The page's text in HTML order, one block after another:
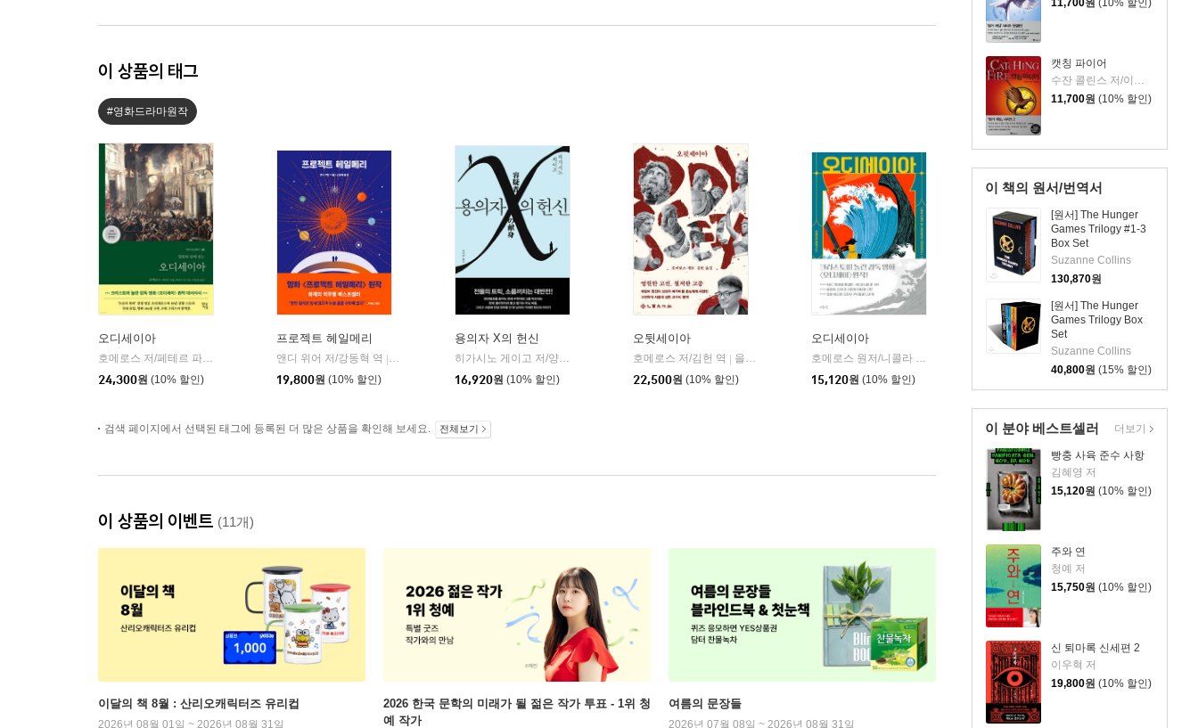
11,700원 (10% 할인)
캣칭 파이어
11,700원 (10% 할인)
이 책의 원서/번역서
[원서] The Hunger
Games Trilogy #1-3
Box Set
Suzanne Collins
130,870원
[원서] The Hunger
Games Trilogy Box
Set
Suzanne Collins
40,800원 (15% 할인)
이 분야 베스트셀러
빵충 사육 준수 사항
김혜영 저
15,120원 (10% 할인)
주와 연
청예 저
15,750원 (10% 할인)
신 퇴마록 신세편 2
이우혁 저
19,800원 (10% 할인)
더보기
이 상품의 태그
#영화드라마원작
오디세이아
호메로스 저/페테르 파울 루벤스 그림/박문재 역
현대지성
24,300원 (10% 할인)
프로젝트 헤일메리
앤디 위어 저/강동혁 역
알에이치코리아(RHK)
19,800원 (10% 할인)
용의자 X의 헌신
히가시노 게이고 저/양억관 역
16,920원 (10% 할인)
오뒷세이아
호메로스 저/김헌 역
을유문화사
22,500원 (10% 할인)
오디세이아
호메로스 원저/니콜라 친퀘티 글/데시데리아 귀치아르디니 그림/이승수 역
15,120원 (10% 할인)
검색 페이지에서 선택된 태그에 등록된 더 많은 상품을 확인해 보세요. 전체보기
이 상품의 이벤트 (11개)
이달의 책 8월 : 산리오캐릭터즈 유리컵
2026년 08월 01일 ~ 2026년 08월 31일
2026 한국 문학의 미래가 될 젊은 작가 투표 - 1위 청
예 작가
여름의 문장들
2026년 07월 08일 ~ 2026년 08월 31일